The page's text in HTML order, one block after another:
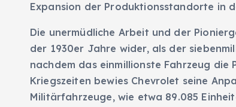
Expansion der Produktionsstandorte in
Die unermüdliche Arbeit und der
der 1930er Jahre wider, als der
nachdem das einmillionste Fahrzeug
Kriegszeiten bewies Chevrolet seine
Militärfahrzeuge, wie etwa 89.085